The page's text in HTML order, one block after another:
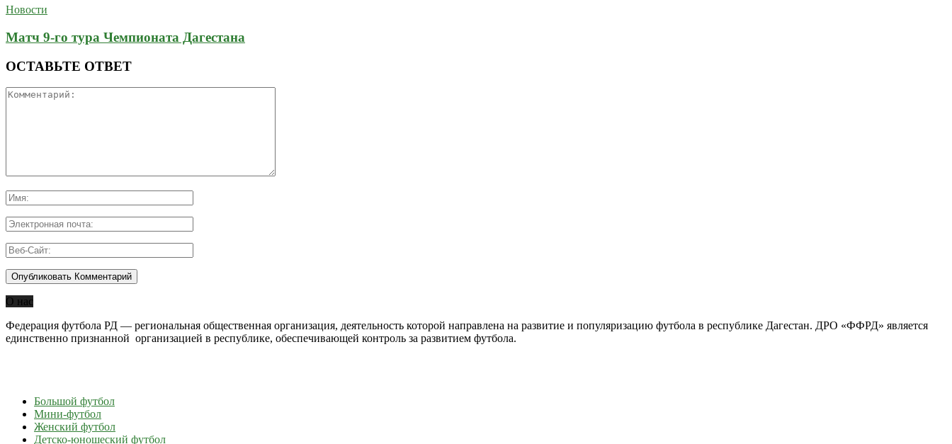
Новости
Матч 9-го тура Чемпионата Дагестана
ОСТАВЬТЕ ОТВЕТ
О нас
Федерация футбола РД — региональная общественная организация, деятельность которой направлена на развитие и популяризацию футбола в республике Дагестан. ДРО «ФФРД» является
единственно признанной организацией в республике, обеспечивающей контроль за развитием футбола.
Большой футбол
Мини-футбол
Женский футбол
Детско-юношеский футбол